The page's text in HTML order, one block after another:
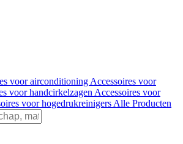
voor airconditioning Accessoires voor
voor handcirkelzagen Accessoires voor
voor hogedrukreinigers Alle Producten